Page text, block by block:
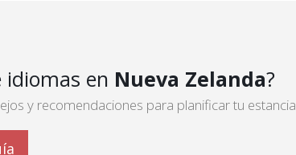
idiomas en Nueva Zelanda?
y recomendaciones para planificar tu estancia